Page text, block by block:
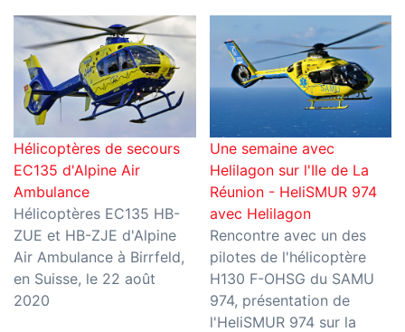
Hélicoptères de secours
EC135 d'Alpine Air
Ambulance
Hélicoptères EC135 HB-
ZUE et HB-ZJE d'Alpine
Air Ambulance à Birrfeld,
en Suisse, le 22 août
2020
Une semaine avec
Helilagon sur l'Ile de La
Réunion - HeliSMUR 974
avec Helilagon
Rencontre avec un des
pilotes de l'hélicoptère
H130 F-OHSG du SAMU
974, présentation de
l'HeliSMUR 974 sur la